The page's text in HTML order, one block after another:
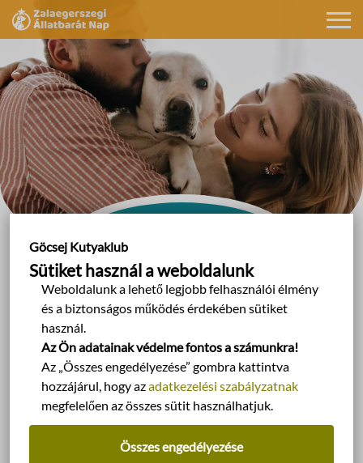
Göcsej Kutyaklub
Sütiket használ a weboldalunk
Weboldalunk a lehető legjobb felhasználói élmény
és a biztonságos működés érdekében sütiket
használ.
Az Ön adatainak védelme fontos a számunkra!
Az „Összes engedélyezése” gombra kattintva
hozzájárul, hogy azadatkezelési szabályzatnak
megfelelően az összes sütit használhatjuk.
Összes engedélyezése
Kapcsolat